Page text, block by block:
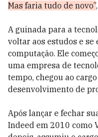
Mas faria tudo de novo”
A guinada para a
voltar aos estudos e
computação. Ele
uma empresa de
tempo, chegou ao
desenvolvimento de
Após lançar e fechar
Indeed em 2010 como